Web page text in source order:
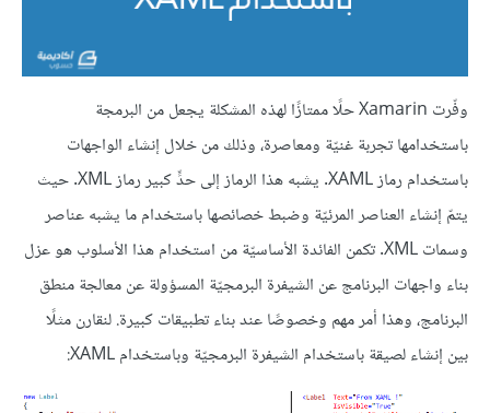
وفّرت Xamarin حلًا ممتازًا لهذه المشكلة يجعل من البرمجة
باستخدامها تجربة غنيّة ومعاصرة، وذلك من خلال إنشاء الواجهات
باستخدام رماز XAML. يشبه هذا الرماز إلى حدٍّ كبير رماز XML. حيث
يتمّ إنشاء العناصر المرئيّة وضبط خصائصها باستخدام ما يشبه عناصر
وسمات XML. تكمن الفائدة الأساسيّة من استخدام هذا الأسلوب هو عزل
بناء واجهات البرنامج عن الشيفرة البرمجيّة المسؤولة عن معالجة منطق
البرنامج، وهذا أمر مهم وخصوصًا عند بناء تطبيقات كبيرة. لنقارن مثلًا
بين إنشاء لصيقة باستخدام الشيفرة البرمجيّة وباستخدام XAML: